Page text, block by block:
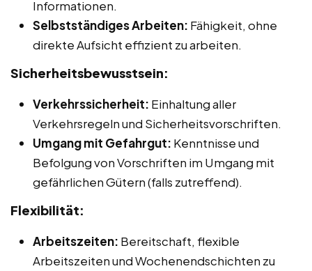
Informationen.
Selbstständiges Arbeiten: Fähigkeit, ohne
direkte Aufsicht effizient zu arbeiten.
Sicherheitsbewusstsein:
Verkehrssicherheit: Einhaltung aller
Verkehrsregeln und Sicherheitsvorschriften.
Umgang mit Gefahrgut: Kenntnisse und
Befolgung von Vorschriften im Umgang mit
gefährlichen Gütern (falls zutreffend).
Flexibilität:
Arbeitszeiten: Bereitschaft, flexible
Arbeitszeiten und Wochenendschichten zu